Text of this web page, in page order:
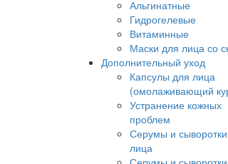
Альгинатные
Гидрогелевые
Витаминные
Маски для лица со
Дополнительный уход
Капсулы для лица
(омолаживающий
Устранение кожных
проблем
Серумы и
лица